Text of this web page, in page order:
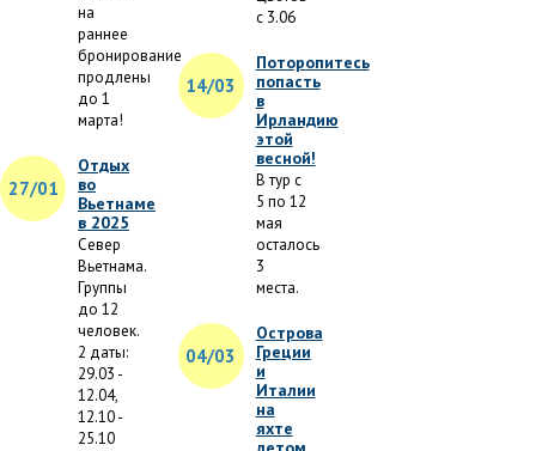
на
раннее
бронирование
продлены
до 1
марта!
27/01
Отдых
во
Вьетнаме
в 2025
Север
Вьетнама.
Группы
до 12
человек.
2 даты:
29.03 -
12.04,
12.10 -
25.10
с 3.06
14/03
Поторопитесь
попасть
в
Ирландию
этой
весной!
В тур с
5 по 12
мая
осталось
3
места.
04/03
Острова
Греции
и
Италии
на
яхте